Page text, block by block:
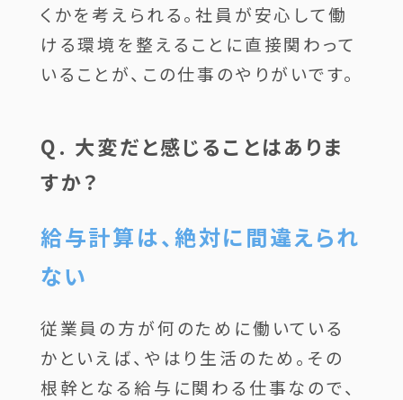
くかを考えられる。社員が安心して働
ける環境を整えることに直接関わって
いることが、この仕事のやりがいです。
Q. 大変だと感じることはありま
すか？
給与計算は、絶対に間違えられ
ない
従業員の方が何のために働いている
かといえば、やはり生活のため。その
根幹となる給与に関わる仕事なので、